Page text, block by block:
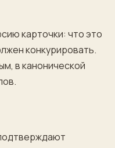
карточки: что это
конкурировать.
в канонической